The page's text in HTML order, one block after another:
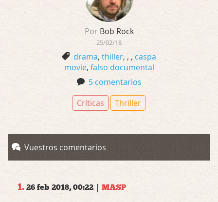
Por Bob Rock
25/02/18
drama, thiller, , , caspa
movie, falso documental
5 comentarios
Críticas
Thriller
Vuestros comentarios
1. 26 feb 2018, 00:22 | MASP